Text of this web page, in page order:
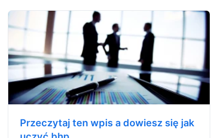
Przeczytaj ten wpis a dowiesz się jak